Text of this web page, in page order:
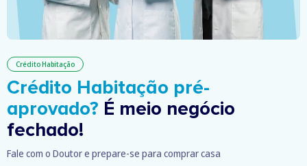
Crédito Habitação
Crédito Habitação pré-
aprovado? É meio negócio
fechado!
Fale com o Doutor e prepare-se para comprar casa